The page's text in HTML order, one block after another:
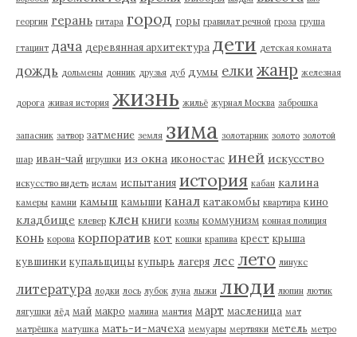
георгин герань гитара город горы гравилат речной гроза груша
гтацинт дача деревянная архитектура дети детская комната
дождь дольмены донник друзья дуб думы елки жанр железная
дорога живая история жизнь жильё журнал Москва заброшка
запасник затвор затмение земля зима золотарник золото золотой
шар иван-чай игрушки из окна иконостас иней искусство
искусство видеть ислам испытания история кабан калина
камеры камни камыш камыши канал катакомбы квартира кино
кладбище клевер клен книги козлы коммунизм конная полиция
конь корова корпоратив кот кошки крапива крест крыша
кувшинки купальщицы купырь лагеря лес лето линукс
литература лодки лось лубок луна лыжи люди люпин лютик
лягушки лёд май макро малина мантия март масленица мат
матрёшка матушка мать-и-мачеха мемуары мертвяки метель метро